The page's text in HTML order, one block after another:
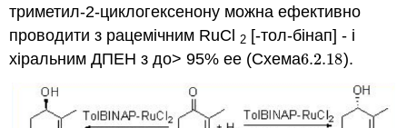
триметил-2-циклогексенону можна ефективно
проводити з рацемічним RuCl
2 [-тол-бінап] - і
хіральним ДПЕН з до> 95% ee (Схема6.2.18
6.2.18).